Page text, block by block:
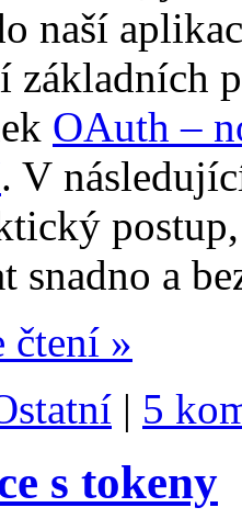
naší
základních
OAuth –
. V
snadno a
čtení »
| 5
s tokeny